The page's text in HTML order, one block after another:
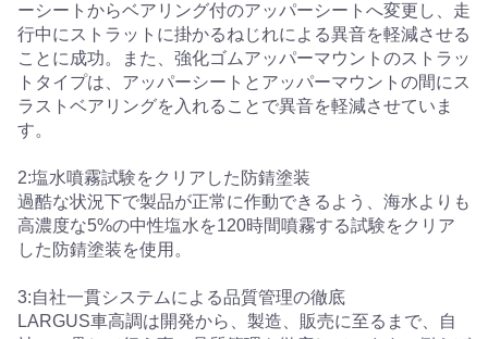
ーシートからベアリング付のアッパーシートへ変更し、走
行中にストラットに掛かるねじれによる異音を軽減させる
ことに成功。また、強化ゴムアッパーマウントのストラッ
トタイプは、アッパーシートとアッパーマウントの間にス
ラストベアリングを入れることで異音を軽減させていま
す。
2:塩水噴霧試験をクリアした防錆塗装
過酷な状況下で製品が正常に作動できるよう、海水よりも
高濃度な5%の中性塩水を120時間噴霧する試験をクリア
した防錆塗装を使用。
3:自社一貫システムによる品質管理の徹底
LARGUS車高調は開発から、製造、販売に至るまで、自